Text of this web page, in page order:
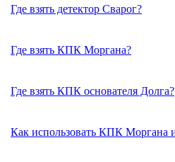
Где взять детектор Сварог?
Где взять КПК Моргана?
Где взять КПК основателя Долга?
Как использовать КПК Моргана